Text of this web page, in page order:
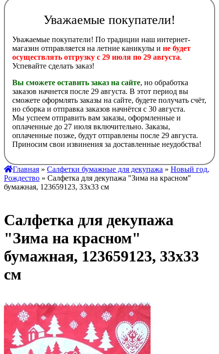
Уважаемые покупатели!
Уважаемые покупатели! По традиции наш интернет-
магазин отправляется на летние каникулы и не будет
осуществлять отгрузку с 29 июля по 29 августа.
Успевайте сделать заказ!
Вы сможете оставить заказ на сайте, но обработка
заказов начнется после 29 августа. В этот период вы
сможете оформлять заказы на сайте, будете получать счёт,
но сборка и отправка заказов начнётся с 30 августа.
Мы успеем отправить вам заказы, оформленные и
оплаченные до 27 июля включительно. Заказы,
оплаченные позже, будут отправлены после 29 августа.
Приносим свои извинения за доставленные неудобства!
Главная » Салфетки бумажные для декупажа » Новый год,
Рождество » Салфетка для декупажа "Зима на красном"
бумажная, 123659123, 33х33 см
Салфетка для декупажа
"Зима на красном"
бумажная, 123659123, 33х33
см